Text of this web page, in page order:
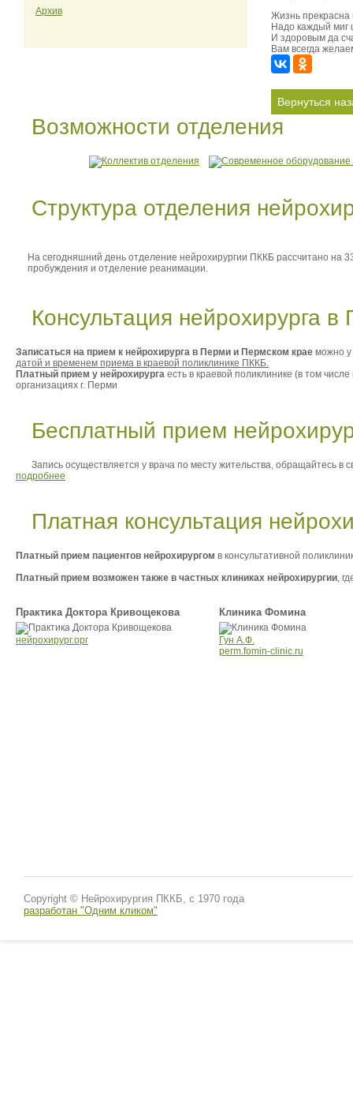
Архив
Жизнь
Надо каждый миг
И здоровым да
Вам всегда
Возможности отделения
Структура отделения
На сегодняшний день отделение нейрохирургии ПККБ рассчитано на
пробуждения и отделение реанимации.
Консультация нейрохирурга в
Записаться на прием к нейрохирурга в Перми и Пермском крае можно у
датой и временем приема в краевой поликлинике ПККБ.
Платный прием у нейрохирурга есть в краевой поликлинике (в том
организациях г. Перми
Бесплатный прием
Запись осуществляется у врача по месту жительства, обращайтесь в
подробнее
Платная консультация
Платный прием пациентов нейрохирургом в консультативной
Платный прием возможен также в частных клиниках нейрохирургии,
Практика Доктора Кривощекова
нейрохирург.орг
Клиника Фомина
Гун А.Ф.
perm.fomin-clinic.ru
Copyright © Нейрохирургия ПККБ, с 1970 года
разработан "Одним кликом"